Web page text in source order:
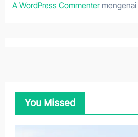
A WordPress Commentermengenai
You Missed